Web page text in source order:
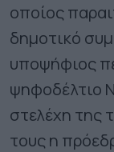
οποίος
δημοτικό
υποψήφιος
ψηφοδέλτιο
στελέχη της
τους η